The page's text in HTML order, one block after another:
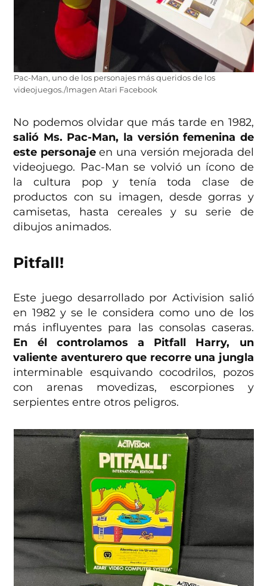
Pac-Man, uno de los personajes más queridos de los
videojuegos./Imagen Atari Facebook
No podemos olvidar que más tarde en 1982,
salió Ms. Pac-Man, la versión femenina de
este personajeen una versión mejorada del
videojuego. Pac-Man se volvió un ícono de
la cultura pop y tenía toda clase de
productos con su imagen, desde gorras y
camisetas, hasta cereales y su serie de
dibujos animados.
Pitfall!
Este juego desarrollado por Activision salió
en 1982 y se le considera como uno de los
más influyentes para las consolas caseras.
En él controlamos a Pitfall Harry, un
valiente aventurero que recorre una jungla
interminable esquivando cocodrilos, pozos
con arenas movedizas, escorpiones y
serpientes entre otros peligros.